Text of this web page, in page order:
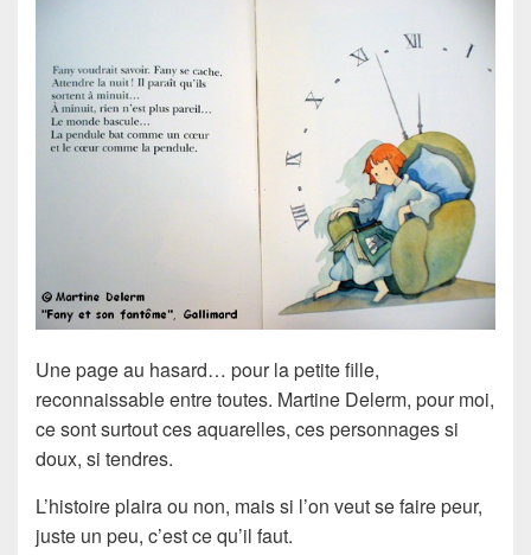
Une page au hasard… pour la petite fille,
reconnaissable entre toutes. Martine Delerm, pour moi,
ce sont surtout ces aquarelles, ces personnages si
doux, si tendres.
L’histoire plaira ou non, mais si l’on veut se faire peur,
juste un peu, c’est ce qu’il faut.